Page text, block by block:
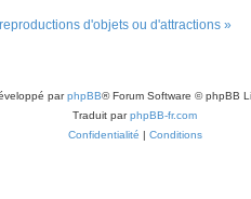
d'objets ou d'attractions »
parphpBB® Forum Software © phpBB
Traduit parphpBB-fr.com
Confidentialité | Conditions